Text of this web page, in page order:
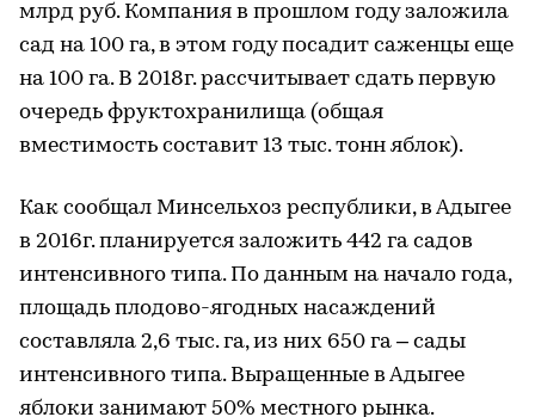
млрд руб. Компания в прошлом году заложила
сад на 100 га, в этом году посадит саженцы еще
на 100 га. В 2018г. рассчитывает сдать первую
очередь фруктохранилища (общая
вместимость составит 13 тыс. тонн яблок).
Как сообщал Минсельхоз республики, в Адыгее
в 2016г. планируется заложить 442 га садов
интенсивного типа. По данным на начало года,
площадь плодово-ягодных насаждений
составляла 2,6 тыс. га, из них 650 га – сады
интенсивного типа. Выращенные в Адыгее
яблоки занимают 50% местного рынка.